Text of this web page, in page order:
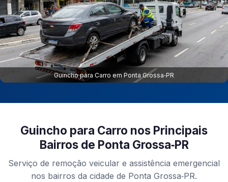
Guincho para Carro em Ponta Grossa‑PR
Guincho para Carro nos Principais
Bairros de Ponta Grossa‑PR
Serviço de remoção veicular e assistência emergencial
nos bairros da cidade de Ponta Grossa‑PR.